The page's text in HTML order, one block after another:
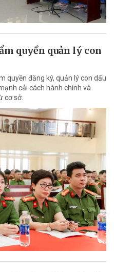
quyền quản lý con
quyền đăng ký, quản lý con dấu
cải cách hành chính và
cơ sở.